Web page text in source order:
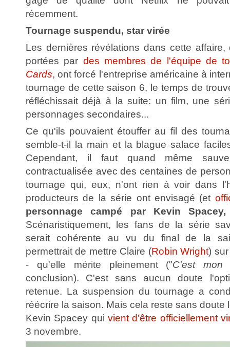
récemment.
Tournage suspendu, star virée
Les dernières révélations dans cette
portées par des membres de l'équipe de
Cards, ont forcé l'entreprise américaine à
tournage de cette saison 6, le temps de
réfléchissait déjà à la suite: un film, une
personnages secondaires...
Ce qu'ils pouvaient étouffer au fil des
semble-t-il la main et la blague salace
Cependant, il faut quand même
contractualisée avec des centaines de
tournage qui, eux, n'ont rien à voir dans
producteurs de la série ont envisagé (et
personnage campé par Kevin
Scénaristiquement, les fans de la série
serait cohérente au vu du final de la
permettrait de mettre Claire (Robin Wright)
- qu'elle mérite pleinement ("C'est mon
conclusion). C'est sans aucun doute
retenue. La suspension du tournage a
réécrire la saison. Mais cela reste sans doute
Kevin Spacey qui vient d'être officiellement
3 novembre.